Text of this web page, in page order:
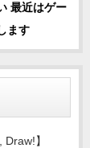
最近はゲー
ます
】